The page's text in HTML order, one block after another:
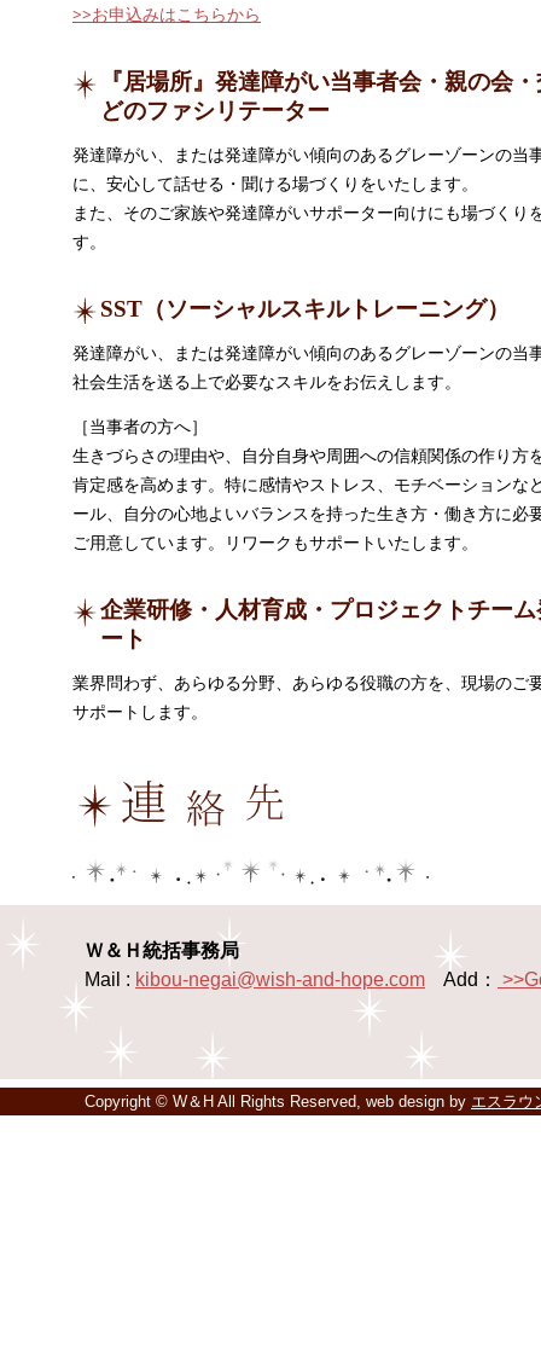
>>お申込みはこちらから
『居場所』発達障がい当事者会・親の会
どのファシリテーター
発達障がい、または発達障がい傾向のあるグレーゾーンの当
に、安心して話せる・聞ける場づくりをいたします。
また、そのご家族や発達障がいサポーター向けにも場づくり
す。
SST（ソーシャルスキルトレーニング）
発達障がい、または発達障がい傾向のあるグレーゾーンの当
社会生活を送る上で必要なスキルをお伝えします。
［当事者の方へ］
生きづらさの理由や、自分自身や周囲への信頼関係の作り方
肯定感を高めます。特に感情やストレス、モチベーションな
ール、自分の心地よいバランスを持った生き方・働き方に必
ご用意しています。リワークもサポートいたします。
企業研修・人材育成・プロジェクトチー
ート
業界問わず、あらゆる分野、あらゆる役職の方を、現場のご
サポートします。
Ｗ＆Ｈ統括事務局
Mail : kibou-negai@wish-and-hope.com Add：
Copyright © W＆H All Rights Reserved, web design by エスラウ